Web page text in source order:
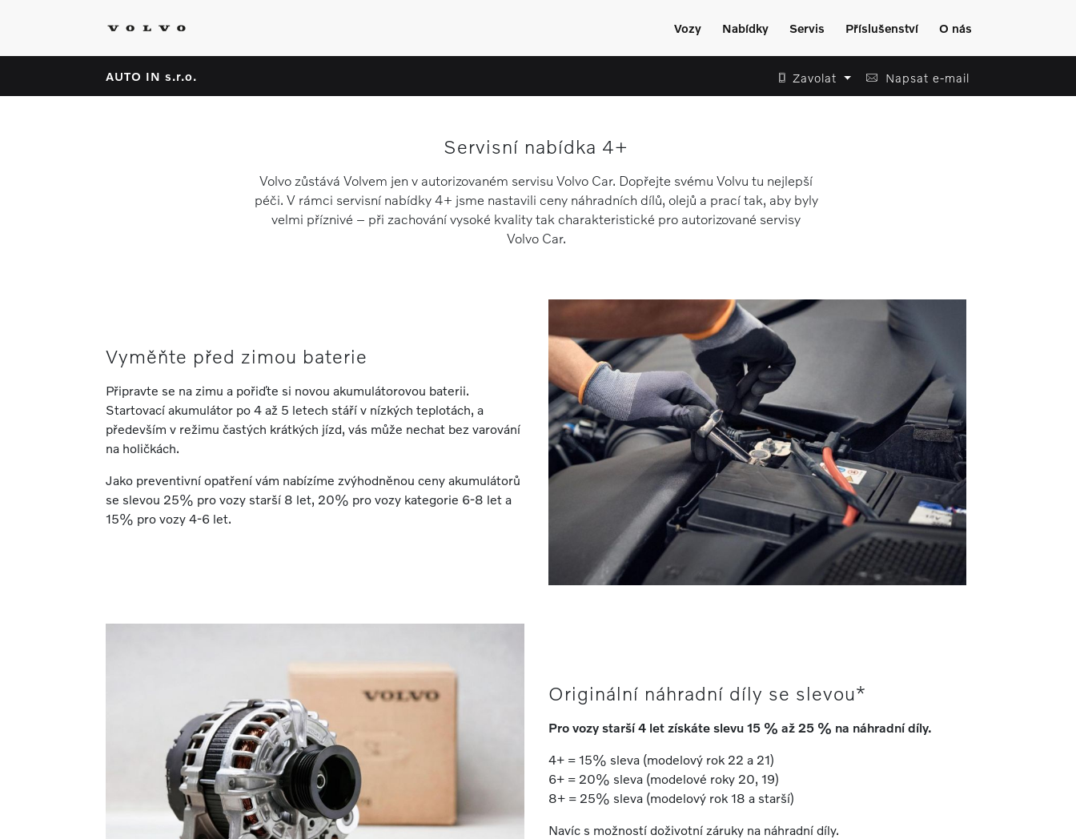
Vozy Nabídky Servis Příslušenství O nás
AUTO IN s.r.o. Zavolat Napsat e-mail
Servisní nabídka 4+
Volvo zůstává Volvem jen v autorizovaném servisu Volvo Car. Dopřejte svému Volvu tu nejlepší
péči. V rámci servisní nabídky 4+ jsme nastavili ceny náhradních dílů, olejů a prací tak, aby byly
velmi příznivé – při zachování vysoké kvality tak charakteristické pro autorizované servisy
Volvo Car.
Vyměňte před zimou baterie
Připravte se na zimu a pořiďte si novou akumulátorovou baterii.
Startovací akumulátor po 4 až 5 letech stáří v nízkých teplotách, a
především v režimu častých krátkých jízd, vás může nechat bez varování
na holičkách.
Jako preventivní opatření vám nabízíme zvýhodněnou ceny akumulátorů
se slevou 25% pro vozy starší 8 let, 20% pro vozy kategorie 6-8 let a
15% pro vozy 4-6 let.
Originální náhradní díly se slevou*
Pro vozy starší 4 let získáte slevu 15 % až 25 % na náhradní díly.
4+ = 15% sleva (modelový rok 22 a 21)
6+ = 20% sleva (modelové roky 20, 19)
8+ = 25% sleva (modelový rok 18 a starší)
Navíc s možností doživotní záruky na náhradní díly.